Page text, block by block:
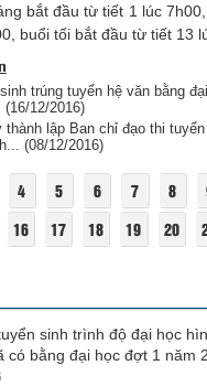
bắt đầu từ tiết 1 lúc
buổi tối bắt đầu từ tiết 13
trúng tuyển hệ văn bằng
(16/12/2016)
thành lập Ban chỉ đạo thi
(08/12/2016)
4 5 6 7 8
16 17 18 19 20
sinh trình độ đại học
có bằng đại học đợt 1 năm